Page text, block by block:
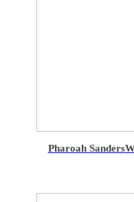
Pharoah Sanders